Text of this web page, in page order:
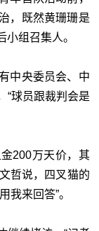
，既然黄珊珊是
组召集人。
中央委员会、中
“球员跟裁判会是
200万天价，其
哲说，四叉猫的
我来回答”。